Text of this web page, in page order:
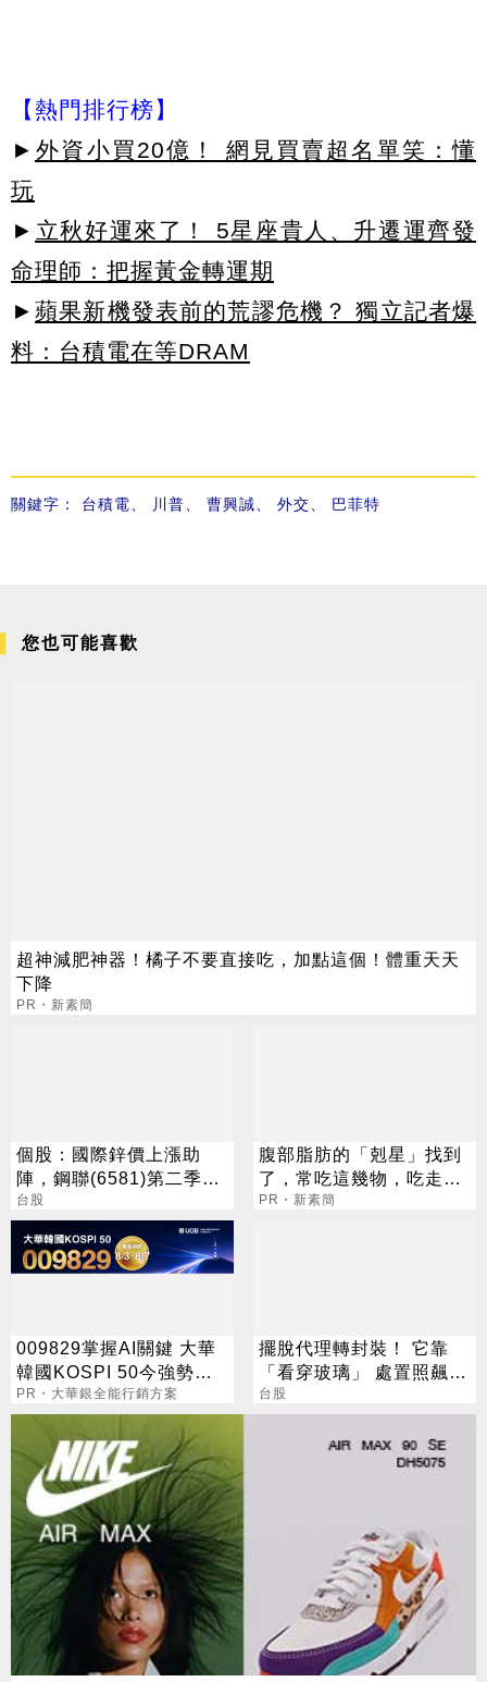
【熱門排行榜】
► 外資小買20億！ 網見買賣超名單笑：懂
玩
► 立秋好運來了！ 5星座貴人、升遷運齊發
命理師：把握黃金轉運期
► 蘋果新機發表前的荒謬危機？ 獨立記者爆
料：台積電在等DRAM
關鍵字： 台積電 川普 曹興誠 外交 巴菲特
您也可能喜歡
超神減肥神器！橘子不要直接吃，加點這個！體重天天
下降
PR・新素簡
個股：國際鋅價上漲助
陣，鋼聯(6581)第二季
EPS 3.2元，近15個季度
新高
台股
腹部脂肪的「剋星」找到
了，常吃這幾物，吃走大
肚囊，瘦出小蠻腰
PR・新素簡
009829掌握AI關鍵 大華
韓國KOSPI 50今強勢開
募
PR・大華銀全能行銷方案
擺脫代理轉封裝！ 它靠
「看穿玻璃」 處置照飆2
漲停
台股